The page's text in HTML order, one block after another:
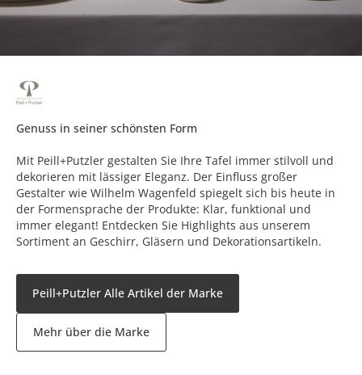
Genuss in seiner schönsten Form
Mit Peill+Putzler gestalten Sie Ihre Tafel immer stilvoll und
dekorieren mit lässiger Eleganz. Der Einfluss großer
Gestalter wie Wilhelm Wagenfeld spiegelt sich bis heute in
der Formensprache der Produkte: Klar, funktional und
immer elegant! Entdecken Sie Highlights aus unserem
Sortiment an Geschirr, Gläsern und Dekorationsartikeln.
Peill+Putzler Alle Artikel der Marke
Mehr über die Marke